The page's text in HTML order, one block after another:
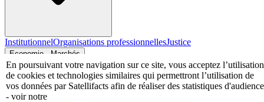
InstitutionnelOrganisations professionnellesJustice
Economie - Marchés
En poursuivant votre navigation sur ce site, vous acceptez l’utilisation
de cookies et technologies similaires qui permettront l’utilisation de
vos données par Satellifacts afin de réaliser des statistiques d'audience
- voir notre